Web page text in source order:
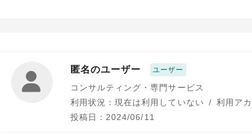
匿名のユーザー ユーザー
コンサルティング・専門サービス
利用状況：現在は利用していない
/ 利用ア
投稿日：2024/06/11